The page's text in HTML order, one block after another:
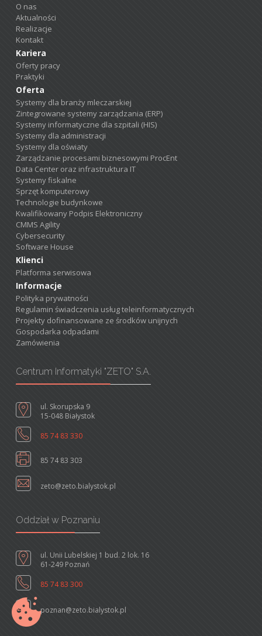
O nas
Aktualności
Realizacje
Kontakt
Kariera
Oferty pracy
Praktyki
Oferta
Systemy dla branży mleczarskiej
Zintegrowane systemy zarządzania (ERP)
Systemy informatyczne dla szpitali (HIS)
Systemy dla administracji
Systemy dla oświaty
Zarządzanie procesami biznesowymi ProcEnt
Data Center oraz infrastruktura IT
Systemy fiskalne
Sprzęt komputerowy
Technologie budynkowe
Kwalifikowany Podpis Elektroniczny
CMMS Agility
Cybersecurity
Software House
Klienci
Platforma serwisowa
Informacje
Polityka prywatności
Regulamin świadczenia usług teleinformatycznych
Projekty dofinansowane ze środków unijnych
Gospodarka odpadami
Zamówienia
Centrum Informatyki "ZETO" S.A.
ul. Skorupska 9
15-048 Białystok
85 74 83 330
85 74 83 303
zeto@zeto.bialystok.pl
Oddział w Poznaniu
ul. Unii Lubelskiej 1 bud. 2 lok. 16
61-249 Poznań
85 74 83 300
poznan@zeto.bialystok.pl